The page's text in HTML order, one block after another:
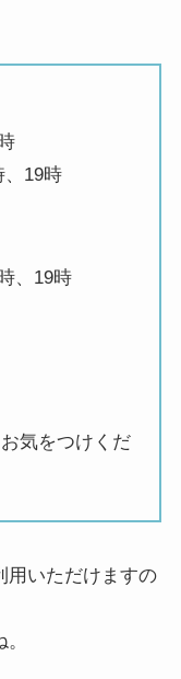
、19時
、19時
気をつけくだ
用いただけますの